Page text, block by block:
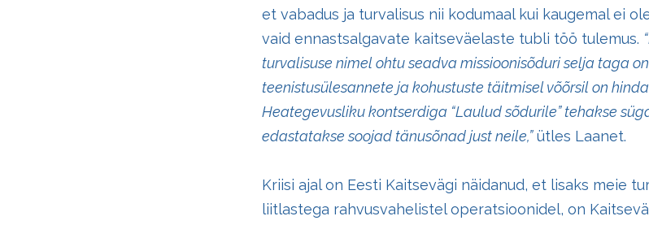
et vabadus ja turvalisus nii kodumaal kui kaugemal ei
vaid ennastsalgavate kaitseväelaste tubli töö tulemus.
turvalisuse nimel ohtu seadva missioonisõduri selja taga
teenistusülesannete ja kohustuste täitmisel võõrsil on
Heategevusliku kontserdiga “Laulud sõdurile” tehakse
edastatakse soojad tänusõnad just neile,”ütles Laanet.
Kriisi ajal on Eesti Kaitsevägi näidanud, et lisaks meie
liitlastega rahvusvahelistel operatsioonidel, on